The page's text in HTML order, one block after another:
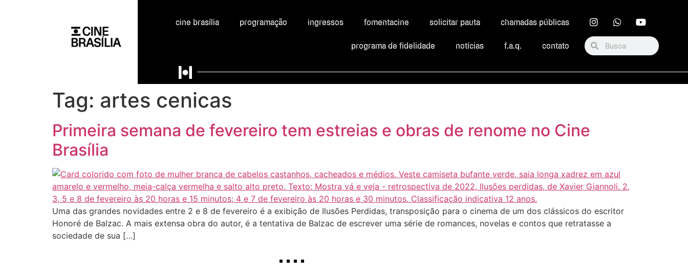
cine brasília programação ingressos fomentacine solicitar pauta chamadas públicas
programa de fidelidade notícias f.a.q. contato
Tag: artes cenicas
Primeira semana de fevereiro tem estreias e obras de renome no Cine
Brasília
Uma das grandes novidades entre 2 e 8 de fevereiro é a exibição de Ilusões Perdidas, transposição para o cinema de um dos clássicos do escritor
Honoré de Balzac. A mais extensa obra do autor, é a tentativa de Balzac de escrever uma série de romances, novelas e contos que retratasse a
sociedade de sua […]